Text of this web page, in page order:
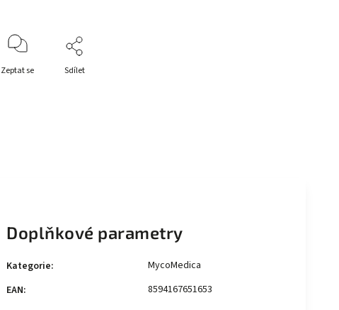
Zeptat se Sdílet
Doplňkové parametry
Kategorie:
MycoMedica
EAN: 8594167651653